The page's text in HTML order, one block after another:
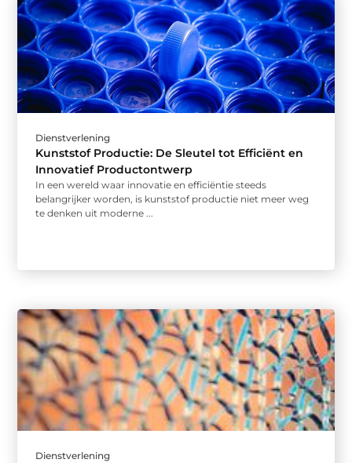
Dienstverlening
Kunststof Productie: De Sleutel tot Efficiënt en
Innovatief Productontwerp
In een wereld waar innovatie en efficiëntie steeds
belangrijker worden, is kunststof productie niet meer weg
te denken uit moderne ...
Dienstverlening